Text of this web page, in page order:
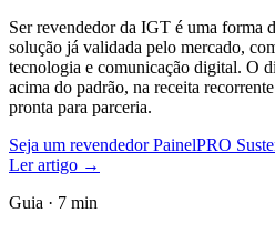
Ser revendedor da IGT é uma forma
solução já validada pelo mercado,
tecnologia e comunicação digital. O
acima do padrão, na receita
pronta para parceria.
Seja um revendedorPainelPRO
Ler artigo →
Guia · 7 min